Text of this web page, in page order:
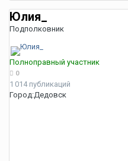
Юлия_
Подполковник
Полноправный участник
0
1 014 публикаций
Город:Дедовск